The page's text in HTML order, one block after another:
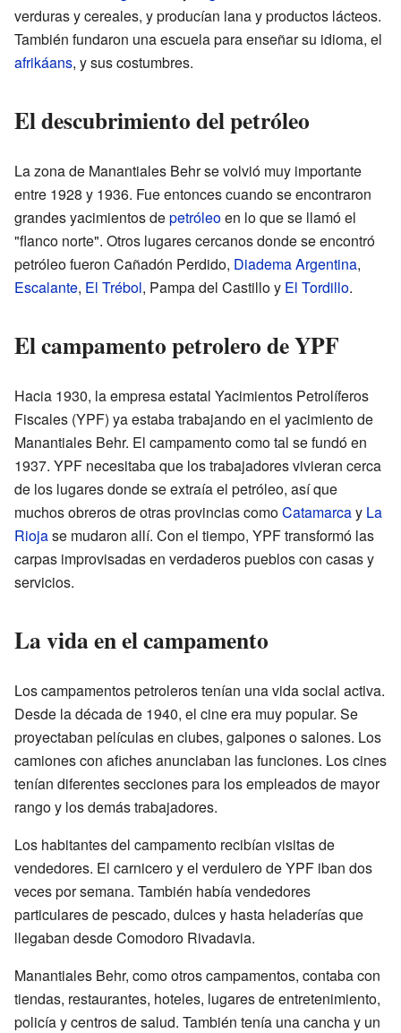
verduras y cereales, y producían lana y productos lácteos.
También fundaron una escuela para enseñar su idioma, el
afrikáans, y sus costumbres.
El descubrimiento del petróleo
La zona de Manantiales Behr se volvió muy importante
entre 1928 y 1936. Fue entonces cuando se encontraron
grandes yacimientos depetróleoen lo que se llamó el
"flanco norte". Otros lugares cercanos donde se encontró
petróleo fueron Cañadón Perdido, Diadema Argentina,
Escalante, El Trébol, Pampa del Castillo y El Tordillo.
El campamento petrolero de YPF
Hacia 1930, la empresa estatal Yacimientos Petrolíferos
Fiscales (YPF) ya estaba trabajando en el yacimiento de
Manantiales Behr. El campamento como tal se fundó en
1937. YPF necesitaba que los trabajadores vivieran cerca
de los lugares donde se extraía el petróleo, así que
muchos obreros de otras provincias comoCatamarcay La
Riojase mudaron allí. Con el tiempo, YPF transformó las
carpas improvisadas en verdaderos pueblos con casas y
servicios.
La vida en el campamento
Los campamentos petroleros tenían una vida social activa.
Desde la década de 1940, el cine era muy popular. Se
proyectaban películas en clubes, galpones o salones. Los
camiones con afiches anunciaban las funciones. Los cines
tenían diferentes secciones para los empleados de mayor
rango y los demás trabajadores.
Los habitantes del campamento recibían visitas de
vendedores. El carnicero y el verdulero de YPF iban dos
veces por semana. También había vendedores
particulares de pescado, dulces y hasta heladerías que
llegaban desde Comodoro Rivadavia.
Manantiales Behr, como otros campamentos, contaba con
tiendas, restaurantes, hoteles, lugares de entretenimiento,
policía y centros de salud. También tenía una cancha y un